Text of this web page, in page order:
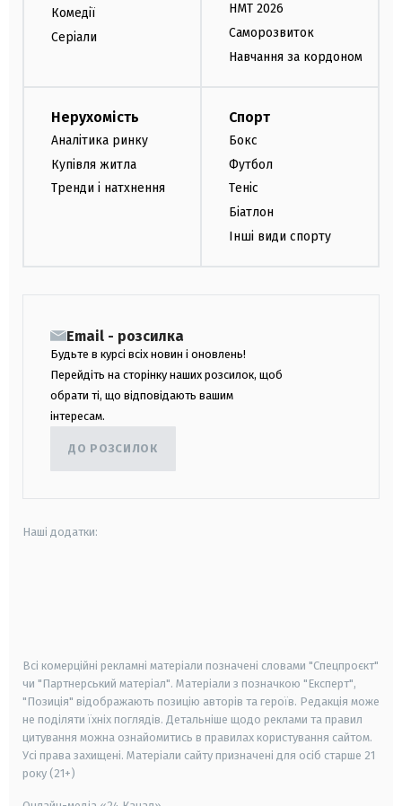
Комедії
Серіали
НМТ 2026
Саморозвиток
Навчання за кордоном
Нерухомість
Аналітика ринку
Купівля житла
Тренди і натхнення
Спорт
Бокс
Футбол
Теніс
Біатлон
Інші види спорту
Email - розсилка
Будьте в курсі всіх новин і оновлень!
Перейдіть на сторінку наших розсилок, щоб
обрати ті, що відповідають вашим
інтересам.
ДО РОЗСИЛОК
Наші додатки:
Всі комерційні рекламні матеріали позначені словами "Спецпроєкт"
чи "Партнерський матеріал". Матеріали з позначкою "Експерт",
"Позиція" відображають позицію авторів та героїв. Редакція може
не поділяти їхніх поглядів. Детальніше щодо реклами та правил
цитування можна ознайомитись в правилах користування сайтом.
Усі права захищені. Матеріали сайту призначені для осіб старше 21
року (21+)